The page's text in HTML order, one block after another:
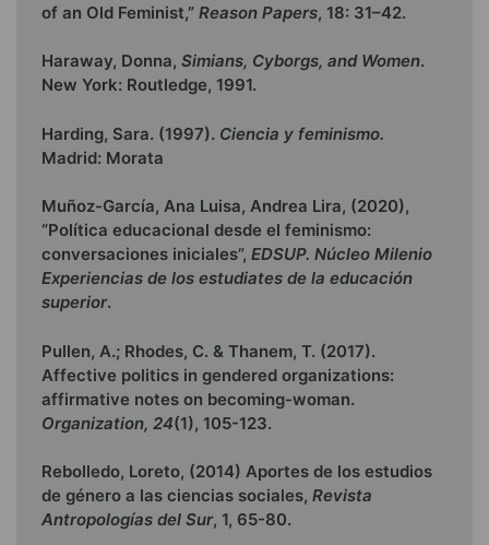
of an Old Feminist,” Reason Papers, 18: 31–42.
Haraway, Donna, Simians, Cyborgs, and Women.
New York: Routledge, 1991.
Harding, Sara. (1997). Ciencia y feminismo.
Madrid: Morata
Muñoz-García, Ana Luisa, Andrea Lira, (2020),
“Política educacional desde el feminismo:
conversaciones iniciales”, EDSUP. Núcleo Milenio
Experiencias de los estudiates de la educación
superior.
Pullen, A.; Rhodes, C. & Thanem, T. (2017).
Affective politics in gendered organizations:
affirmative notes on becoming-woman.
Organization, 24(1), 105-123.
Rebolledo, Loreto, (2014) Aportes de los estudios
de género a las ciencias sociales, Revista
Antropologías del Sur, 1, 65-80.